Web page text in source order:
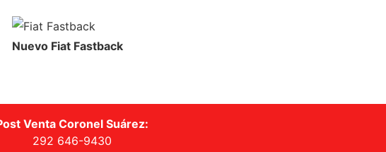
Nuevo Fiat Fastback
Venta Coronel Suárez:
292 646-9430